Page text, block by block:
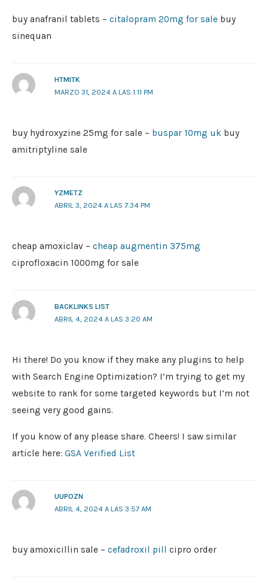
buy anafranil tablets – citalopram 20mg for sale buy
sinequan
HTMITK
MARZO 31, 2024 A LAS 1:11 PM
buy hydroxyzine 25mg for sale – buspar 10mg uk buy
amitriptyline sale
YZMETZ
ABRIL 3, 2024 A LAS 7:34 PM
cheap amoxiclav – cheap augmentin 375mg
ciprofloxacin 1000mg for sale
BACKLINKS LIST
ABRIL 4, 2024 A LAS 3:20 AM
Hi there! Do you know if they make any plugins to help
with Search Engine Optimization? I’m trying to get my
website to rank for some targeted keywords but I’m not
seeing very good gains.
If you know of any please share. Cheers! I saw similar
article here: GSA Verified List
UUPOZN
ABRIL 4, 2024 A LAS 3:57 AM
buy amoxicillin sale – cefadroxil pill cipro order